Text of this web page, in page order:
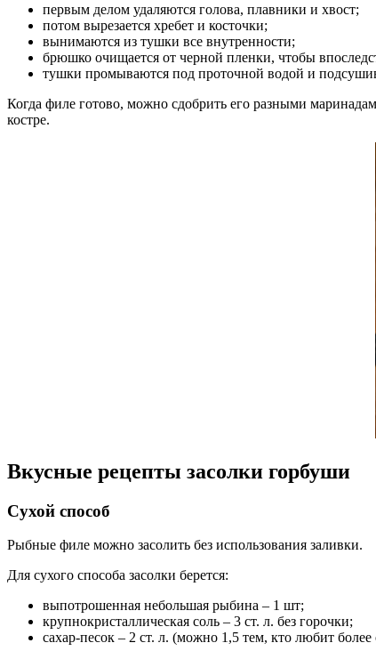
первым делом удаляются голова, плавники и хвост;
потом вырезается хребет и косточки;
вынимаются из тушки все внутренности;
брюшко очищается от черной пленки, чтобы
тушки промываются под проточной водой и
Когда филе готово, можно сдобрить его разными
костре.
Вкусные рецепты засолки горбуши
Сухой способ
Рыбные филе можно засолить без использования заливки.
Для сухого способа засолки берется:
выпотрошенная небольшая рыбина – 1 шт;
крупнокристаллическая соль – 3 ст. л. без горочки;
сахар-песок – 2 ст. л. (можно 1,5 тем, кто любит